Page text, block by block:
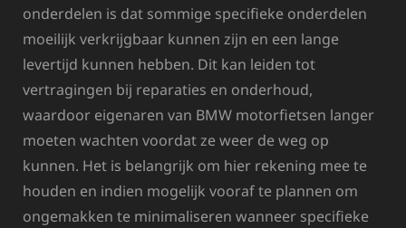
onderdelen is dat sommige specifieke onderdelen
moeilijk verkrijgbaar kunnen zijn en een lange
levertijd kunnen hebben. Dit kan leiden tot
vertragingen bij reparaties en onderhoud,
waardoor eigenaren van BMW motorfietsen langer
moeten wachten voordat ze weer de weg op
kunnen. Het is belangrijk om hier rekening mee te
houden en indien mogelijk vooraf te plannen om
ongemakken te minimaliseren wanneer specifieke